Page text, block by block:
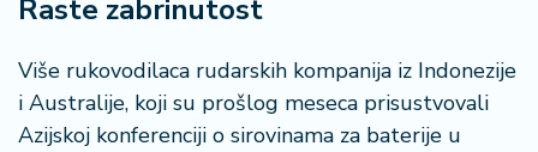
Raste zabrinutost
Više rukovodilaca rudarskih kompanija iz Indonezije
i Australije, koji su prošlog meseca prisustvovali
Azijskoj konferenciji o sirovinama za baterije u